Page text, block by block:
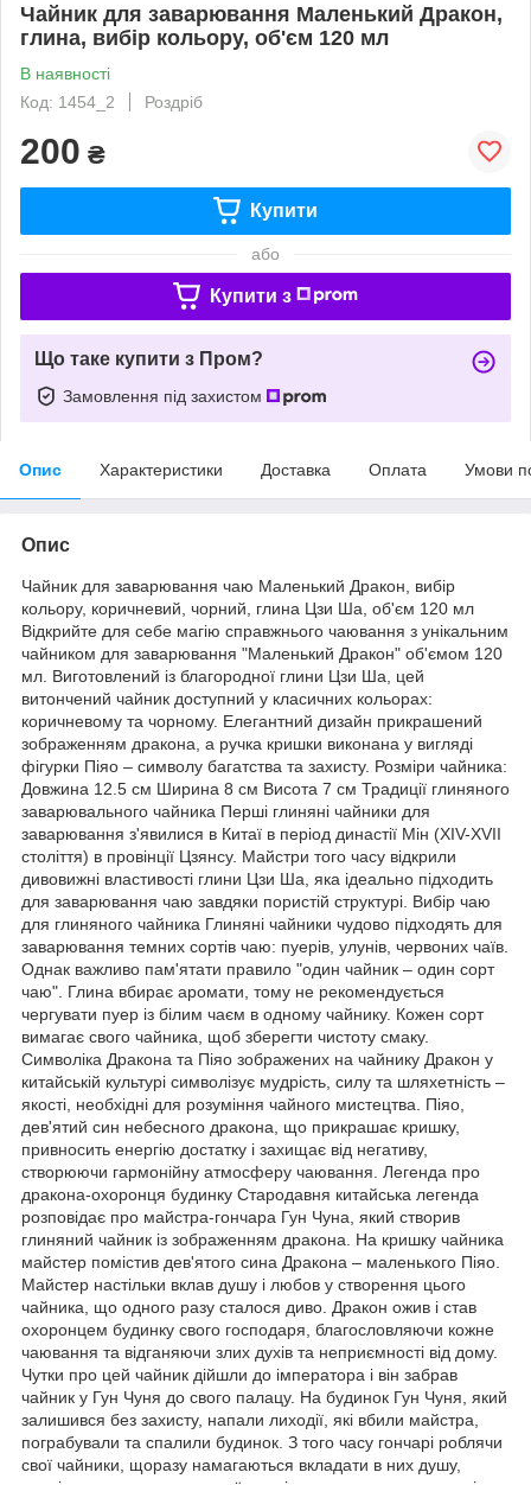
Чайник для заварювання Маленький Дракон,
глина, вибір кольору, об'єм 120 мл
В наявності
Код: 1454_2
Роздріб
200 ₴
Купити
або
Купити з
Що таке купити з Пром?
Замовлення під захистом
Опис Характеристики Доставка Оплата Умови
Опис
Чайник для заварювання чаю Маленький Дракон, вибір
кольору, коричневий, чорний, глина Цзи Ша, об'єм 120 мл
Відкрийте для себе магію справжнього чаювання з унікальним
чайником для заварювання "Маленький Дракон" об'ємом 120
мл. Виготовлений із благородної глини Цзи Ша, цей
витончений чайник доступний у класичних кольорах:
коричневому та чорному. Елегантний дизайн прикрашений
зображенням дракона, а ручка кришки виконана у вигляді
фігурки Піяо – символу багатства та захисту. Розміри чайника:
Довжина 12.5 см Ширина 8 см Висота 7 см Традиції глиняного
заварювального чайника Перші глиняні чайники для
заварювання з'явилися в Китаї в період династії Мін (XIV-XVII
століття) в провінції Цзянсу. Майстри того часу відкрили
дивовижні властивості глини Цзи Ша, яка ідеально підходить
для заварювання чаю завдяки пористій структурі. Вибір чаю
для глиняного чайника Глиняні чайники чудово підходять для
заварювання темних сортів чаю: пуерів, улунів, червоних чаїв.
Однак важливо пам'ятати правило "один чайник – один сорт
чаю". Глина вбирає аромати, тому не рекомендується
чергувати пуер із білим чаєм в одному чайнику. Кожен сорт
вимагає свого чайника, щоб зберегти чистоту смаку.
Символіка Дракона та Піяо зображених на чайнику Дракон у
китайській культурі символізує мудрість, силу та шляхетність –
якості, необхідні для розуміння чайного мистецтва. Піяо,
дев'ятий син небесного дракона, що прикрашає кришку,
привносить енергію достатку і захищає від негативу,
створюючи гармонійну атмосферу чаювання. Легенда про
дракона-охоронця будинку Стародавня китайська легенда
розповідає про майстра-гончара Гун Чуна, який створив
глиняний чайник із зображенням дракона. На кришку чайника
майстер помістив дев'ятого сина Дракона – маленького Піяо.
Майстер настільки вклав душу і любов у створення цього
чайника, що одного разу сталося диво. Дракон ожив і став
охоронцем будинку свого господаря, благословляючи кожне
чаювання та відганяючи злих духів та неприємності від дому.
Чутки про цей чайник дійшли до імператора і він забрав
чайник у Гун Чуня до свого палацу. На будинок Гун Чуня, який
залишився без захисту, напали лиходії, які вбили майстра,
пограбували та спалили будинок. З того часу гончарі роблячи
свої чайники, щоразу намагаються вкладати в них душу,